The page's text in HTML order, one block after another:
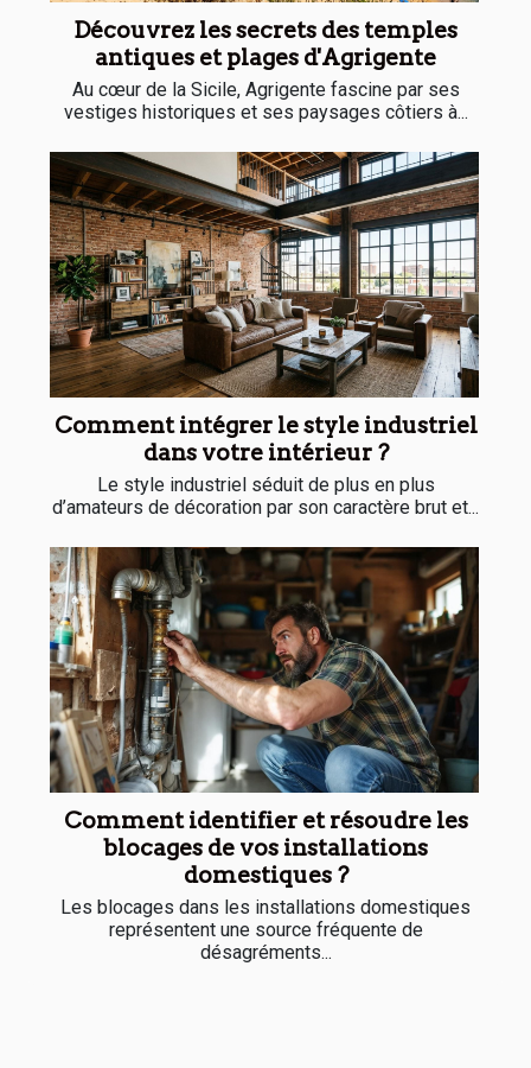
Découvrez les secrets des temples
antiques et plages d'Agrigente
Au cœur de la Sicile, Agrigente fascine par ses
vestiges historiques et ses paysages côtiers à...
Comment intégrer le style industriel
dans votre intérieur ?
Le style industriel séduit de plus en plus
d’amateurs de décoration par son caractère brut et...
Comment identifier et résoudre les
blocages de vos installations
domestiques ?
Les blocages dans les installations domestiques
représentent une source fréquente de
désagréments...